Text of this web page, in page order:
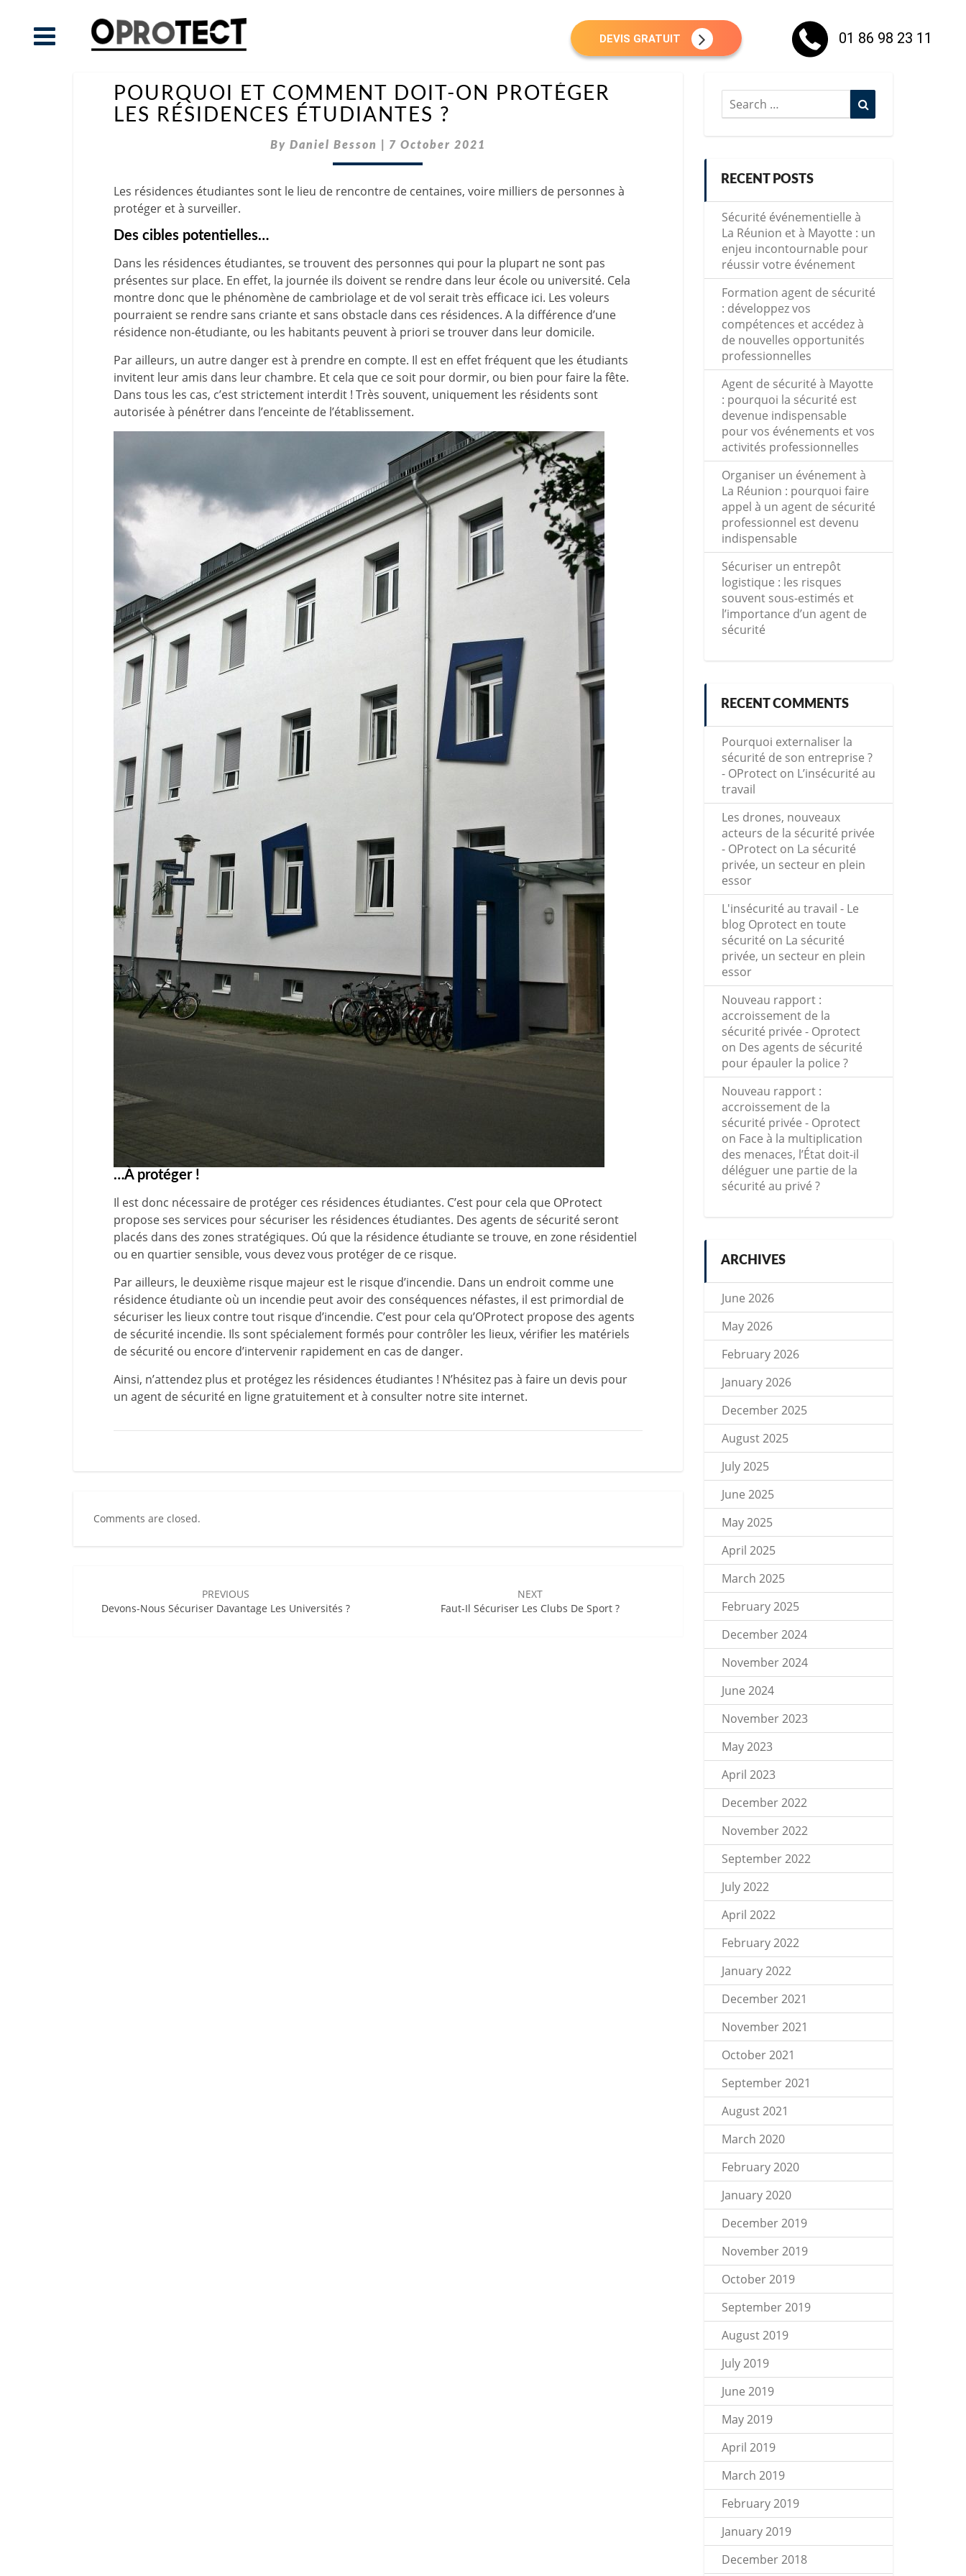
DEVIS GRATUIT 01 86 98 23 11
POURQUOI
ET
COMMENT
ON
PROTÉGER
RÉSIDENCES
POURQUOI ET COMMENT DOIT-ON PROTÉGER
LES RÉSIDENCES ÉTUDIANTES ?
By Daniel Besson 7 October 2021
Les résidences étudiantes sont le lieu de rencontre de centaines, voire milliers de personnes à
protéger et à surveiller.
Des cibles potentielles…
Dans les résidences étudiantes, se trouvent des personnes qui pour la plupart ne sont pas
présentes sur place. En effet, la journée ils doivent se rendre dans leur école ou université. Cela
montre donc que le phénomène de cambriolage et de vol serait très efficace ici. Les voleurs
pourraient se rendre sans criante et sans obstacle dans ces résidences. A la différence d’une
résidence non-étudiante, ou les habitants peuvent à priori se trouver dans leur domicile.
Par ailleurs, un autre danger est à prendre en compte. Il est en effet fréquent que les étudiants
invitent leur amis dans leur chambre. Et cela que ce soit pour dormir, ou bien pour faire la fête.
Dans tous les cas, c’est strictement interdit ! Très souvent, uniquement les résidents sont
autorisée à pénétrer dans l’enceinte de l’établissement.
…À protéger !
Il est donc nécessaire de protéger ces résidences étudiantes. C’est pour cela que OProtect
propose ses services pour sécuriser les résidences étudiantes. Des agents de sécurité seront
placés dans des zones stratégiques. Oú que la résidence étudiante se trouve, en zone résidentiel
ou en quartier sensible, vous devez vous protéger de ce risque.
Par ailleurs, le deuxième risque majeur est le risque d’incendie. Dans un endroit comme une
résidence étudiante où un incendie peut avoir des conséquences néfastes, il est primordial de
sécuriser les lieux contre tout risque d’incendie. C’est pour cela qu’OProtect propose des agents
de sécurité incendie. Ils sont spécialement formés pour contrôler les lieux, vérifier les matériels
de sécurité ou encore d’intervenir rapidement en cas de danger.
Ainsi, n’attendez plus et protégez les résidences étudiantes ! N’hésitez pas à faire un devis pour
un agent de sécurité en ligne gratuitement et à consulter notre site internet.
Comments are closed.
PREVIOUS
Devons-Nous Sécuriser Davantage Les Universités ?
NEXT
Faut-Il Sécuriser Les Clubs De Sport ?
Search
for:
RECENT POSTS
Sécurité événementielle à
La Réunion et à Mayotte : un
enjeu incontournable pour
réussir votre événement
Formation agent de sécurité
: développez vos
compétences et accédez à
de nouvelles opportunités
professionnelles
Agent de sécurité à Mayotte
: pourquoi la sécurité est
devenue indispensable
pour vos événements et vos
activités professionnelles
Organiser un événement à
La Réunion : pourquoi faire
appel à un agent de sécurité
professionnel est devenu
indispensable
Sécuriser un entrepôt
logistique : les risques
souvent sous-estimés et
l’importance d’un agent de
sécurité
RECENT COMMENTS
Pourquoi externaliser la
sécurité de son entreprise ?
- OProtecton L’insécurité au
travail
Les drones, nouveaux
acteurs de la sécurité privée
- OProtecton La sécurité
privée, un secteur en plein
essor
L'insécurité au travail - Le
blog Oprotect en toute
sécurité on La sécurité
privée, un secteur en plein
essor
Nouveau rapport :
accroissement de la
sécurité privée - Oprotect
on Des agents de sécurité
pour épauler la police ?
Nouveau rapport :
accroissement de la
sécurité privée - Oprotect
on Face à la multiplication
des menaces, l’État doit-il
déléguer une partie de la
sécurité au privé ?
ARCHIVES
June 2026
May 2026
February 2026
January 2026
December 2025
August 2025
July 2025
June 2025
May 2025
April 2025
March 2025
February 2025
December 2024
November 2024
June 2024
November 2023
May 2023
April 2023
December 2022
November 2022
September 2022
July 2022
April 2022
February 2022
January 2022
December 2021
November 2021
October 2021
September 2021
August 2021
March 2020
February 2020
January 2020
December 2019
November 2019
October 2019
September 2019
August 2019
July 2019
June 2019
May 2019
April 2019
March 2019
February 2019
January 2019
December 2018